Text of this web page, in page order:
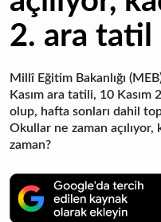
2. ara tatil
Millî Eğitim Bakanlığı
Kasım ara tatili, 10 Kasım
olup, hafta sonları dahil
Okullar ne zaman açılıyor,
zaman?